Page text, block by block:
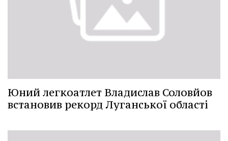
Юний легкоатлет Владислав Соловйов
встановив рекорд Луганської області